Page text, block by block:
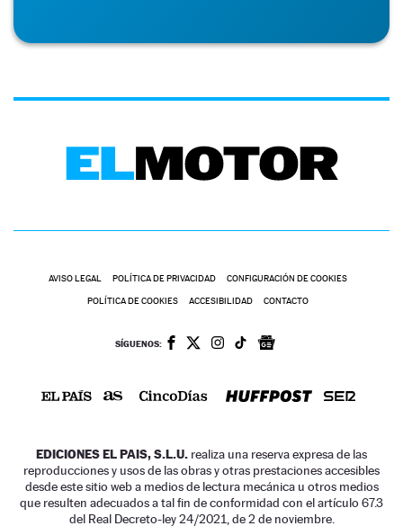
AVISO LEGAL POLÍTICA DE PRIVACIDAD CONFIGURACIÓN DE COOKIES
POLÍTICA DE COOKIES ACCESIBILIDAD CONTACTO
SÍGUENOS:
EDICIONES EL PAIS, S.L.U. realiza una reserva expresa de las
reproducciones y usos de las obras y otras prestaciones accesibles
desde este sitio web a medios de lectura mecánica u otros medios
que resulten adecuados a tal fin de conformidad con el artículo 67.3
del Real Decreto-ley 24/2021, de 2 de noviembre.